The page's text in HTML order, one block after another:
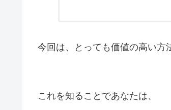
今回は、とっても価値の高い方
これを知ることであなたは、